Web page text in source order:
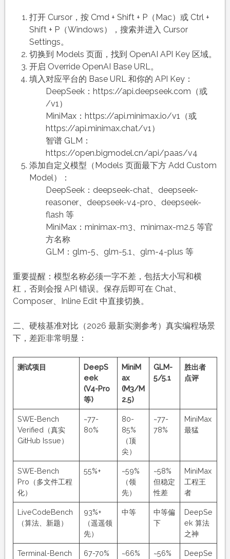
打开 Cursor，按 Cmd + Shift + P（Mac）或 Ctrl +
Shift + P（Windows），搜索并进入 Cursor
Settings。
切换到 Models 页面，找到 OpenAI API Key 区域。
开启 Override OpenAI Base URL。
填入对应平台的 Base URL 和你的 API Key：
DeepSeek：https://api.deepseek.com（或
/v1）
MiniMax：https://api.minimax.io/v1（或
https://api.minimax.chat/v1）
智谱 GLM：
https://open.bigmodel.cn/api/paas/v4
添加自定义模型（Models 页面最下方 Add Custom
Model）：
DeepSeek：deepseek-chat、deepseek-
reasoner、deepseek-v4-pro、deepseek-
flash 等
MiniMax：minimax-m3、minimax-m2.5 等官
方名称
GLM：glm-5、glm-5.1、glm-4-plus 等
重要提醒：模型名称必须一字不差，包括大小写和横
杠，否则会报 API 错误。保存后即可在 Chat、
Composer、Inline Edit 中直接切换。
二、硬核基准对比（2026 最新实测参考）真实编程场景
下，差距非常明显：
测试项目
DeepS
eek
(V4-Pro
等)
MiniM
ax
(M3/M
2.5)
GLM-
5/5.1
胜出者
点评
SWE-Bench
Verified（真实
GitHub Issue）
~77-
80%
80-
85%
（顶
尖）
~77-
78%
MiniMax
最猛
SWE-Bench
Pro（多文件工程
化）
55%+
~59%
（领
先）
~58%
但稳定
性差
MiniMax
工程王
者
LiveCodeBench
（算法、新题）
93%+
（遥遥领
先）
中等
中等偏
下
DeepSe
ek 算法
之神
Terminal-Bench
67-70% ~66%
~56%
DeepSe